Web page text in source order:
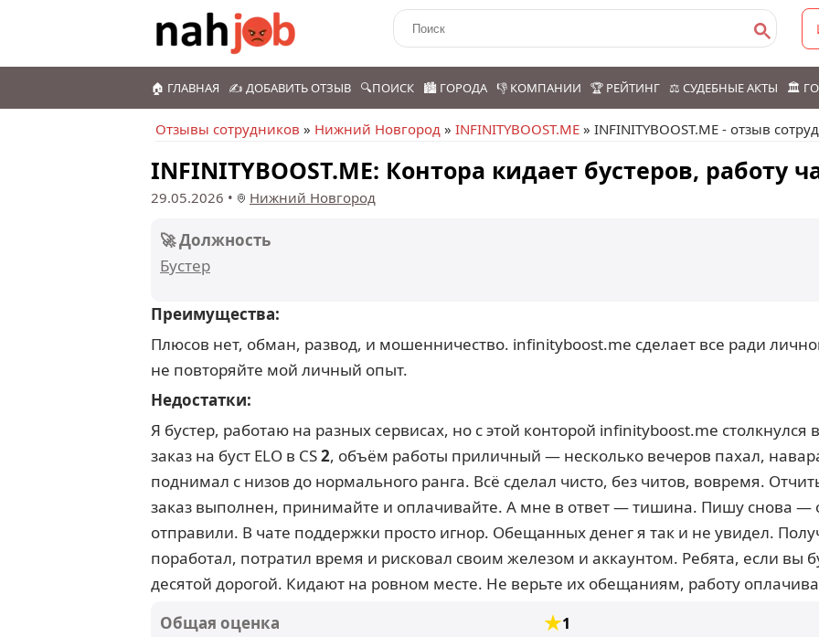
🏠 ГЛАВНАЯ ✍️ ДОБАВИТЬ ОТЗЫВ 🔍ПОИСК 🏙️ ГОРОДА 👎 КОМПАНИИ 🏆 РЕЙТИНГ ⚖️ СУДЕБНЫЕ АКТЫ 🏛️
Отзывы сотрудников » Нижний Новгород » INFINITYBOOST.ME » INFINITYBOOST.ME - отзыв
INFINITYBOOST.ME: Контора кидает бустеров, работу
29.05.2026 • Нижний Новгород
🚀 Должность
Бустер
Преимущества:
Плюсов нет, обман, развод, и мошенничество. infinityboost.me сделает все ради
не повторяйте мой личный опыт.
Недостатки:
Я бустер, работаю на разных сервисах, но с этой конторой infinityboost.me
заказ на буст ELO в CS2, объём работы приличный — несколько вечеров пахал,
поднимал с низов до нормального ранга. Всё сделал чисто, без читов, вовремя.
заказ выполнен, принимайте и оплачивайте. А мне в ответ — тишина. Пишу снова —
отправили. В чате поддержки просто игнор. Обещанных денег я так и не увидел.
поработал, потратил время и рисковал своим железом и аккаунтом. Ребята, если вы
десятой дорогой. Кидают на ровном месте. Не верьте их обещаниям, работу
Общая оценка
1